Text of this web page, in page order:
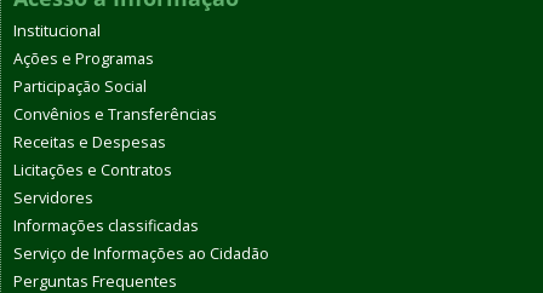
Institucional
Ações e Programas
Participação Social
Convênios e Transferências
Receitas e Despesas
Licitações e Contratos
Servidores
Informações classificadas
Serviço de Informações ao Cidadão
Perguntas Frequentes